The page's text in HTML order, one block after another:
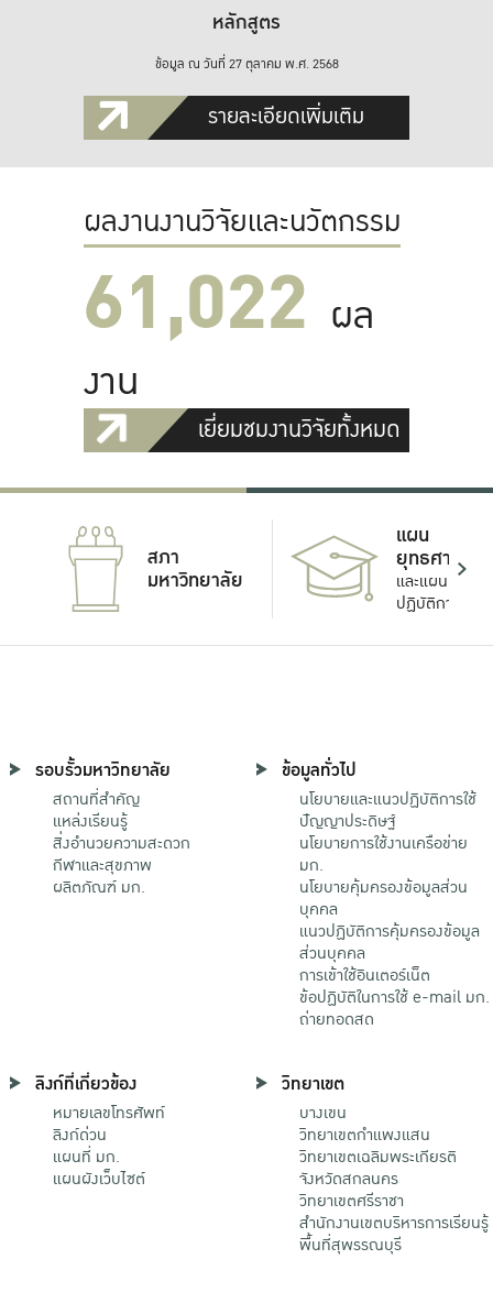
หลักสูตร
ข้อมูล ณ วันที่ 27 ตุลาคม พ.ศ. 2568
รายละเอียดเพิ่มเติม
ผลงานงานวิจัยและนวัตกรรม
61,022 ผล
งาน
เยี่ยมชมงานวิจัยทั้งหมด
สภา
มหาวิทยาลัย
แผน
ยุทธศาสตร์
และแผน
ปฏิบัติการ
รอบรั้วมหาวิทยาลัย
สถานที่สำคัญ
แหล่งเรียนรู้
สิ่งอำนวยความสะดวก
กีฬาและสุขภาพ
ผลิตภัณฑ์ มก.
ข้อมูลทั่วไป
นโยบายและแนวปฏิบัติการใช้
ปัญญาประดิษฐ์
นโยบายการใช้งานเครือข่าย
มก.
นโยบายคุ้มครองข้อมูลส่วน
บุคคล
แนวปฏิบัติการคุ้มครองข้อมูล
ส่วนบุคคล
การเข้าใช้อินเตอร์เน็ต
ข้อปฏิบัติในการใช้ e-mail มก.
ถ่ายทอดสด
ลิงก์ที่เกี่ยวข้อง
หมายเลขโทรศัพท์
ลิงก์ด่วน
แผนที่ มก.
แผนผังเว็บไซต์
วิทยาเขต
บางเขน
วิทยาเขตกําแพงแสน
วิทยาเขตเฉลิมพระเกียรติ
จังหวัดสกลนคร
วิทยาเขตศรีราชา
สำนักงานเขตบริหารการเรียนรู้
พื้นที่สุพรรณบุรี